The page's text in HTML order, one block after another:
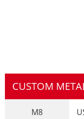
CUSTOM
M8